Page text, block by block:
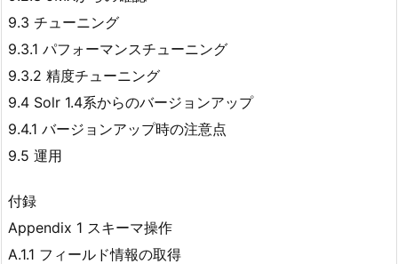
9.3 チューニング
9.3.1 パフォーマンスチューニング
9.3.2 精度チューニング
9.4 Solr 1.4系からのバージョンアップ
9.4.1 バージョンアップ時の注意点
9.5 運用
付録
Appendix 1 スキーマ操作
A.1.1 フィールド情報の取得